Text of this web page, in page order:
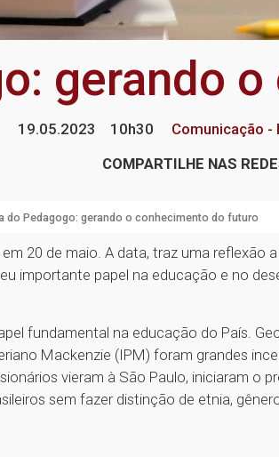
gerando
19.05.2023 10h30
Comunicação -
COMPARTILHE NAS
do Pedagogo: gerando o conhecimento do futuro
20 de maio. A data, traz uma reflexão
importante papel na educação e no
fundamental na educação do País.
Mackenzie (IPM) foram grandes
vieram à São Paulo, iniciaram o
sem fazer distinção de etnia,